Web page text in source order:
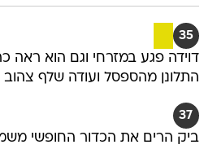
35
דוידה פגע במזרחי וגם הוא ראה
התלונן מהספסל ועודה שלף צהוב
37
ביק הרים את הכדור החופשי